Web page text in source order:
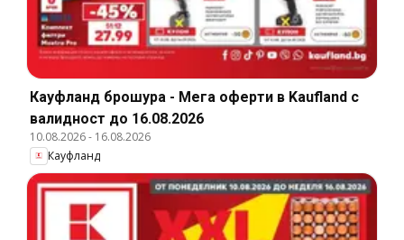
Кауфланд брошура - Мега оферти в Kaufland с
валидност до 16.08.2026
10.08.2026- 16.08.2026
Кауфланд